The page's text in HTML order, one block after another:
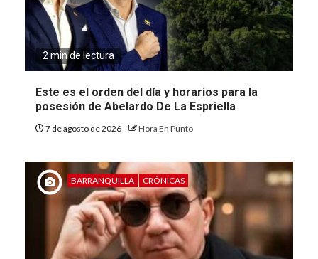
2 min de lectura
Este es el orden del día y horarios para la
posesión de Abelardo De La Espriella
7 de agosto de 2026 Hora En Punto
BARRANQUILLA CRÓNICAS